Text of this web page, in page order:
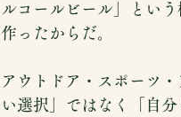
ルコールビール」とい
作ったからだ。
アウトドア・スポーツ
い選択」ではなく「自